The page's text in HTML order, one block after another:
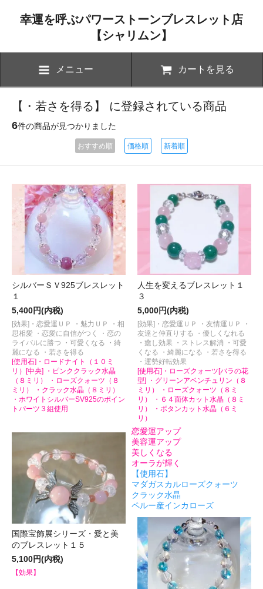
幸運を呼ぶパワーストーンブレスレット店
【シャリムン】
メニュー カートを見る
【・若さを得る】 に登録されている商品
6件の商品が見つかりました
おすすめ順 価格順 新着順
シルバーＳＶ925ブレスレット
１
5,400円(内税)
[効果]・恋愛運ＵＰ ・魅力ＵＰ ・相
思相愛 ・恋愛に自信がつく ・恋の
ライバルに勝つ ・可愛くなる ・綺
麗になる ・若さを得る
[使用石]・ロードナイト（１０ミ
リ）[中央] ・ピンククラック水晶
（８ミリ） ・ローズクォーツ（８
ミリ） ・クラック水晶（８ミリ）
・ホワイトシルバーSV925のポイン
トパーツ３組使用
人生を変えるブレスレット１
３
5,000円(内税)
[効果]・恋愛運ＵＰ ・友情運ＵＰ ・
友達と仲直りする ・優しくなれる
・癒し効果 ・ストレス解消 ・可愛
くなる ・綺麗になる ・若さを得る
・運勢好転効果
[使用石]・ローズクォーツ[バラの花
型] ・グリーンアベンチュリン（８
ミリ） ・ローズクォーツ（８ミ
リ） ・６４面体カット水晶（８ミ
リ） ・ボタンカット水晶（６ミ
リ）
国際宝飾展シリーズ・愛と美
のブレスレット１５
5,100円(内税)
【効果】
恋愛運アップ
美容運アップ
美しくなる
オーラが輝く
【使用石】
マダガスカルローズクォーツ
クラック水晶
ペルー産インカローズ